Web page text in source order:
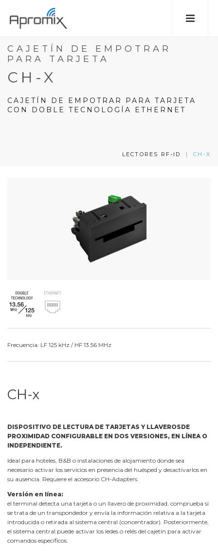
CAJETÍN DE EMPOTRAR
PARA TARJETA
CH-X
CAJETÍN DE EMPOTRAR PARA TARJETA
CON DOBLE TECNOLOGÍA ETHERNET
LECTORES RF-ID | CH-X
Frecuencia: LF 125 kHz / HF 13.56 MHz
CH-x
DISPOSITIVO DE LECTURA DE TARJETAS Y LLAVEROSDE
PROXIMIDAD CONFIGURABLE EN DOS VERSIONES, EN LÍNEA O
INDEPENDIENTE.
Ideal para hoteles, B&B o instalaciones de alojamiento donde sea
necesario activar los servicios en presencia del huésped y desactivarlos en
su ausencia. Requiere el accesorio CH-Adapters.
Versión en línea:
el terminal detecta una tarjeta o un llavero de proximidad, comprueba si
se trata de un transpondedor y envía la información relativa a la tarjeta
introducida o retirada al sistema central (concentrador). Posteriormente,
el sistema central puede activar los ledes o relés del cajetín para activar
comandos específicos.